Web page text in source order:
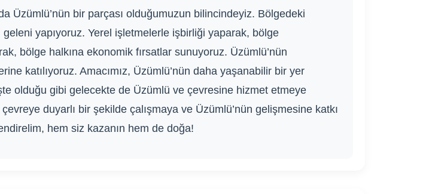
Üzümlü’nün bir parçası olduğumuzun bilincindeyiz. Bölgedeki
yapıyoruz. Yerel işletmelerle işbirliği yaparak, bölge
bölge halkına ekonomik fırsatlar sunuyoruz. Üzümlü’nün
katılıyoruz. Amacımız, Üzümlü’nün daha yaşanabilir bir yer
olduğu gibi gelecekte de Üzümlü ve çevresine hizmet etmeye
duyarlı bir şekilde çalışmaya ve Üzümlü’nün gelişmesine katkı
hem siz kazanın hem de doğa!